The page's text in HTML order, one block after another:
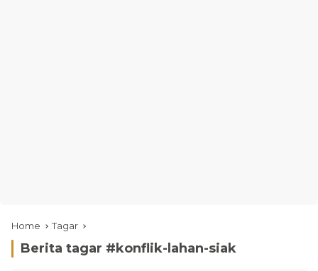
Home Tagar
Berita tagar #konflik-lahan-siak